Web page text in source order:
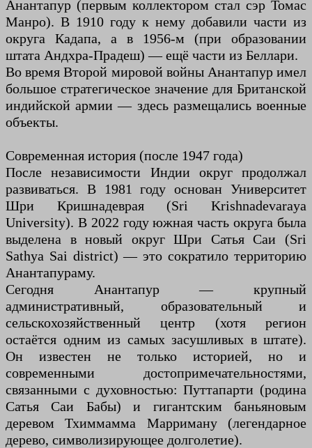
Анантапур (первым коллектором стал сэр Томас
Манро). В 1910 году к нему добавили части из
округа Кадапа, а в 1956-м (при образовании
штата Андхра-Прадеш) — ещё части из Беллари.
Во время Второй мировой войны Анантапур имел
большое стратегическое значение для Британской
индийской армии — здесь размещались военные
объекты.
Современная история (после 1947 года)
После независимости Индии округ продолжал
развиваться. В 1981 году основан Университет
Шри Кришнадеврая (Sri Krishnadevaraya
University). В 2022 году южная часть округа была
выделена в новый округ Шри Сатья Саи (Sri
Sathya Sai district) — это сократило территорию
Анантапураму.
Сегодня Анантапур — крупный
административный, образовательный и
сельскохозяйственный центр (хотя регион
остаётся одним из самых засушливых в штате).
Он известен не только историей, но и
современными достопримечательностями,
связанными с духовностью: Путтапарти (родина
Сатья Саи Бабы) и гигантским баньяновым
деревом Тхиммамма Марриману (легендарное
дерево, символизирующее долголетие).